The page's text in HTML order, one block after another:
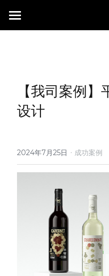
首页
荣膺奖项
联系我们
【我司案例
设计
2024年7月25日 · 成功案例